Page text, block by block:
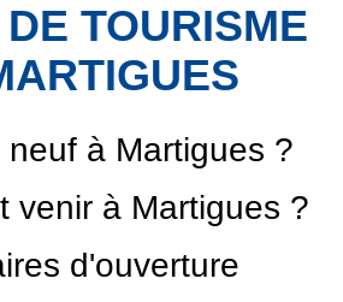
TOURISME
neuf à Martigues ?
venir à Martigues ?
d'ouverture